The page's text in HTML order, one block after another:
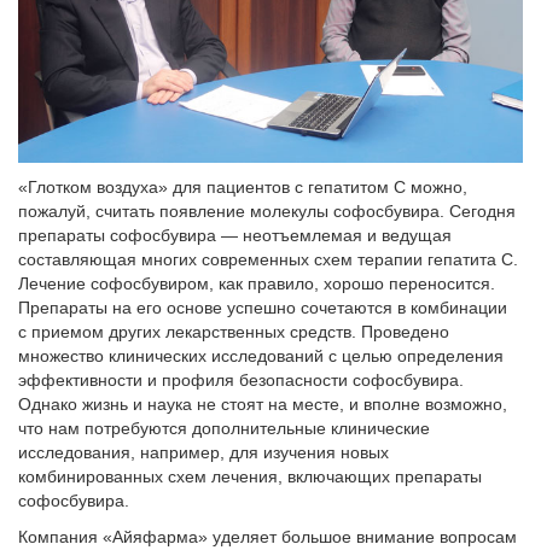
«Глотком воздуха» для пациентов с гепатитом С можно,
пожалуй, считать появление молекулы софосбувира. Сегодня
препараты софосбувира — неотъемлемая и ведущая
составляющая многих современных схем терапии гепатита С.
Лечение софосбувиром, как правило, хорошо переносится.
Препараты на его основе успешно сочетаются в комбинации
с приемом других лекарственных средств. Проведено
множество клинических исследований с целью определения
эффективности и профиля безопасности софосбувира.
Однако жизнь и наука не стоят на месте, и вполне возможно,
что нам потребуются дополнительные клинические
исследования, например, для изучения новых
комбинированных схем лечения, включающих препараты
софосбувира.
Компания «Айяфарма» уделяет большое внимание вопросам